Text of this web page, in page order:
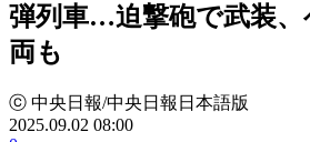
弾列車…迫撃砲で武装、
両も
ⓒ 中央日報/中央日報日本語版
2025.09.02 08:00